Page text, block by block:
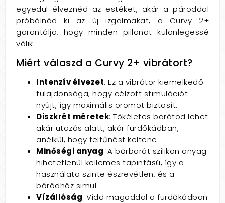
egyedül élveznéd az estéket, akár a pároddal
próbálnád ki az új izgalmakat, a Curvy 2+
garantálja, hogy minden pillanat különlegessé
válik.
Miért válaszd a Curvy 2+ vibrátort?
Intenzív élvezet: Ez a vibrátor kiemelkedő
tulajdonsága, hogy célzott stimulációt
nyújt, így maximális örömöt biztosít.
Diszkrét méretek: Tökéletes barátod lehet
akár utazás alatt, akár fürdőkádban,
anélkül, hogy feltűnést keltene.
Minőségi anyag: A bőrbarát szilikon anyag
hihetetlenül kellemes tapintású, így a
használata szinte észrevétlen, és a
bőrödhöz simul.
Vízállóság: Vidd magaddal a fürdőkádban